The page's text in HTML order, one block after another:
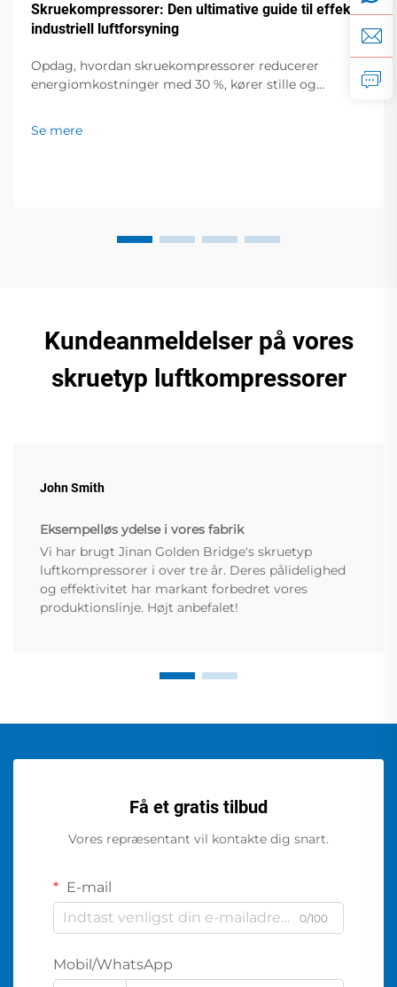
Skruekompressorer: Den ultimative guide til effektiv
industriell luftforsyning
Opdag, hvordan skruekompressorer reducerer
energiomkostninger med 30 %, kører stille og
Se mere
Kundeanmeldelser på vores
skruetyp luftkompressorer
John Smith
Eksempelløs ydelse i vores fabrik
Vi har brugt Jinan Golden Bridge's skruetyp
luftkompressorer i over tre år. Deres pålidelighed
og effektivitet har markant forbedret vores
produktionslinje. Højt anbefalet!
Få et gratis tilbud
Vores repræsentant vil kontakte dig snart.
E-mail
0/100
Mobil/WhatsApp